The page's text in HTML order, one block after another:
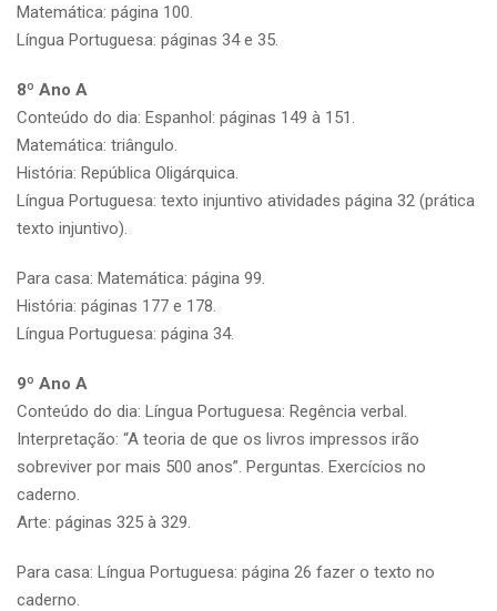
Matemática: página 100.
Língua Portuguesa: páginas 34 e 35.
8º Ano A
Conteúdo do dia: Espanhol: páginas 149 à 151.
Matemática: triângulo.
História: República Oligárquica.
Língua Portuguesa: texto injuntivo atividades página 32 (prática
texto injuntivo).
Para casa: Matemática: página 99.
História: páginas 177 e 178.
Língua Portuguesa: página 34.
9º Ano A
Conteúdo do dia: Língua Portuguesa: Regência verbal.
Interpretação: “A teoria de que os livros impressos irão
sobreviver por mais 500 anos”. Perguntas. Exercícios no
caderno.
Arte: páginas 325 à 329.
Para casa: Língua Portuguesa: página 26 fazer o texto no
caderno.